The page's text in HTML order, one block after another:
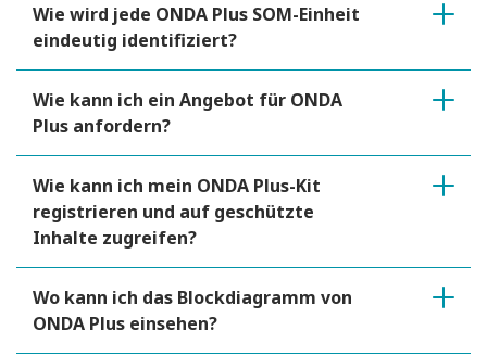
Wie wird jede ONDA Plus SOM-Einheit
eindeutig identifiziert?
Wie kann ich ein Angebot für ONDA
Plus anfordern?
Wie kann ich mein ONDA Plus-Kit
registrieren und auf geschützte
Inhalte zugreifen?
Wo kann ich das Blockdiagramm von
ONDA Plus einsehen?